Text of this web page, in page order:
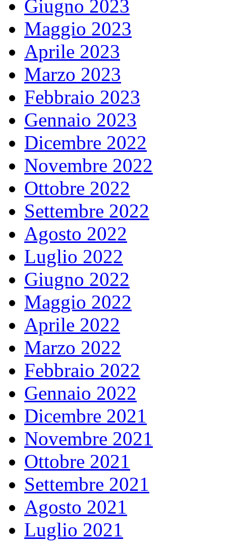
Giugno 2023
Maggio 2023
Aprile 2023
Marzo 2023
Febbraio 2023
Gennaio 2023
Dicembre 2022
Novembre 2022
Ottobre 2022
Settembre 2022
Agosto 2022
Luglio 2022
Giugno 2022
Maggio 2022
Aprile 2022
Marzo 2022
Febbraio 2022
Gennaio 2022
Dicembre 2021
Novembre 2021
Ottobre 2021
Settembre 2021
Agosto 2021
Luglio 2021